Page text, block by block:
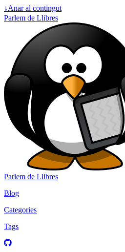
↓Anar al contingut
Parlem de Llibres
Parlem de Llibres
Blog
Categories
Tags